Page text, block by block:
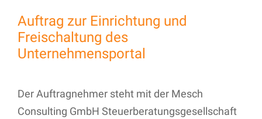
Auftrag zur Einrichtung und
Freischaltung des
Unternehmensportal
Der Auftragnehmer steht mit der Mesch
Consulting GmbH Steuerberatungsgesellschaft